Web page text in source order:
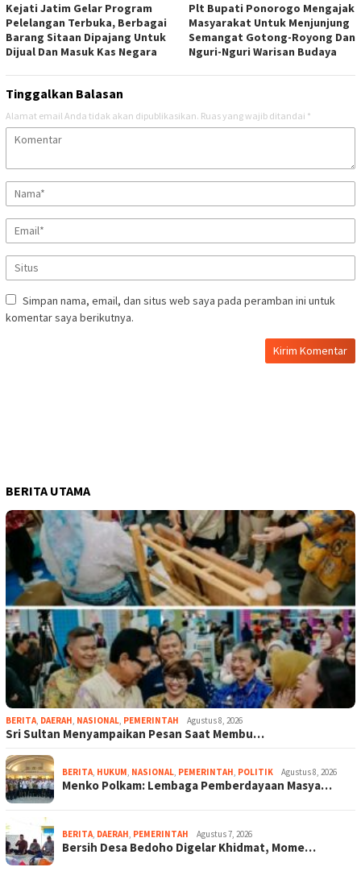
Kejati Jatim Gelar Program
Pelelangan Terbuka, Berbagai
Barang Sitaan Dipajang Untuk
Dijual Dan Masuk Kas Negara
Plt Bupati Ponorogo Mengajak
Masyarakat Untuk Menjunjung
Semangat Gotong-Royong Dan
Nguri-Nguri Warisan Budaya
Tinggalkan Balasan
Alamat email Anda tidak akan dipublikasikan. Ruas yang wajib ditandai *
Simpan nama, email, dan situs web saya pada peramban ini untuk
komentar saya berikutnya.
BERITA UTAMA
BERITA, DAERAH, NASIONAL, PEMERINTAH Agustus 8, 2026
Sri Sultan Menyampaikan Pesan Saat Membu…
BERITA, HUKUM, NASIONAL, PEMERINTAH, POLITIK Agustus 8, 2026
Menko Polkam: Lembaga Pemberdayaan Masya…
BERITA, DAERAH, PEMERINTAH Agustus 7, 2026
Bersih Desa Bedoho Digelar Khidmat, Mome…